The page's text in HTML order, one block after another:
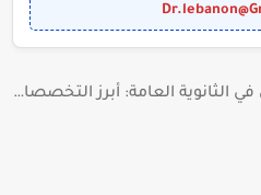
إلى الناجحين في الثانوية العامة: أبرز التخصصات المطلوبة للمستقبل (2030-2050)